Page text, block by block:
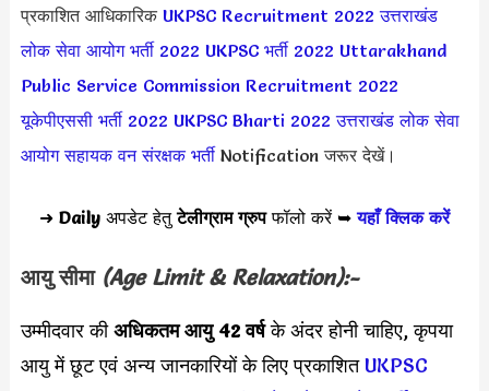
प्रकाशित आधिकारिक UKPSC Recruitment 2022 उत्तराखंड
लोक सेवा आयोग भर्ती 2022 UKPSC भर्ती 2022 Uttarakhand
Public Service Commission Recruitment 2022
यूकेपीएससी भर्ती 2022 UKPSC Bharti 2022 उत्तराखंड लोक सेवा
आयोग सहायक वन संरक्षक भर्तीNotification जरूर देखें।
➜ Daily अपडेट हेतुटेलीग्राम ग्रुपफॉलो करें ➥यहाँ क्लिक करें
आयु सीमा(Age Limit & Relaxation):-
उम्मीदवार कीअधिकतम आयु 42 वर्षके अंदर होनी चाहिए, कृपया
आयु में छूट एवं अन्य जानकारियों के लिए प्रकाशितUKPSC